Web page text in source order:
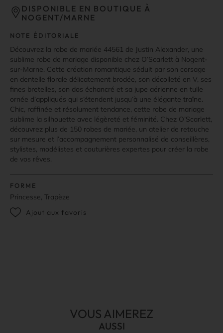
DISPONIBLE EN BOUTIQUE À
NOGENT/MARNE
NOTE ÉDITORIALE
Découvrez la robe de mariée 44561 de Justin Alexander, une
sublime robe de mariage disponible chez O’Scarlett à Nogent-
sur-Marne. Cette création romantique séduit par son corsage
en dentelle florale délicatement brodée, son décolleté en V, ses
fines bretelles, son dos échancré et sa jupe aérienne en tulle
ornée d’appliqués qui s’étendent jusqu’à une élégante traîne.
Chic, raffinée et résolument tendance, cette robe de mariage
sublime la silhouette avec légèreté et féminité. Chez O’Scarlett,
découvrez plus de 150 robes de mariée, un atelier de retouche
sur mesure et l’accompagnement personnalisé de conseillères,
stylistes, modélistes et couturières expertes pour créer la robe
de vos rêves.
FORME
Princesse, Trapèze
Ajout aux favoris
VOUS AIMEREZ
AUSSI